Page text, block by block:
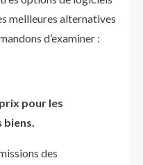
meilleures alternatives
d’examiner :
pour les
biens.
des